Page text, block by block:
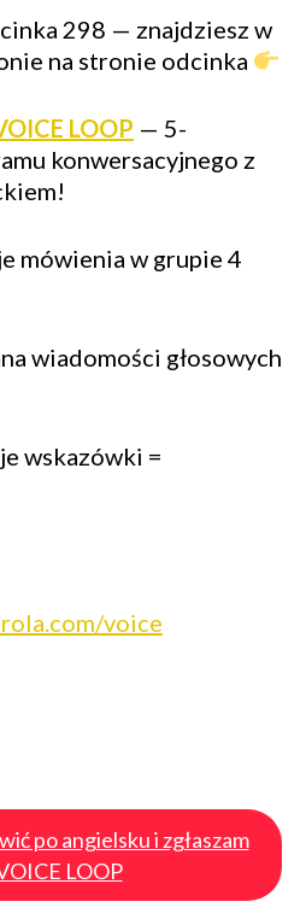
298 — znajdziesz w
na stronie odcinka
LOOP — 5-
konwersacyjnego z
mówienia w grupie 4
wiadomości głosowych
wskazówki =
voice
po angielsku i zgłaszam
LOOP